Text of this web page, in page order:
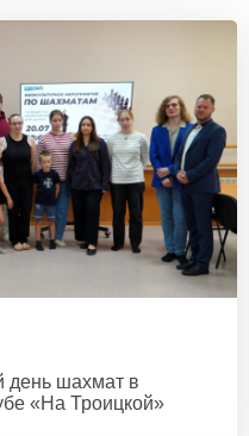
день шахмат в
«На Троицкой»